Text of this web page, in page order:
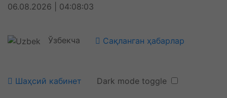
06.08.2026 | 04:08:03
Ўзбекча Сақланган ҳабарлар
Шаҳсий кабинет Dark mode toggle